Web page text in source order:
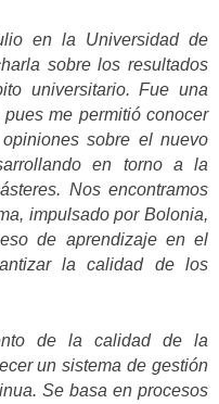
en la Universidad de
sobre los resultados
universitario. Fue una
me permitió conocer
sobre el nuevo
en torno a la
Nos encontramos
impulsado por Bolonia,
de aprendizaje en el
la calidad de los
de la calidad de la
un sistema de gestión
Se basa en procesos